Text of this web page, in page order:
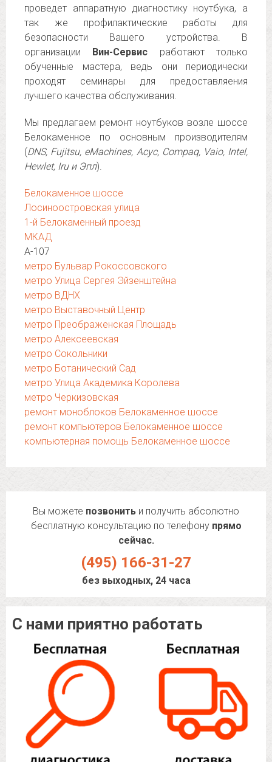
проведет аппаратную диагностику ноутбука, а
так же профилактические работы для
безопасности Вашего устройства. В
организации Вин-Сервис работают только
обученные мастера, ведь они периодически
проходят семинары для предоставляения
лучшего качества обслуживания.
Мы предлагаем ремонт ноутбуков возле шоссе
Белокаменное по основным производителям
(DNS, Fujitsu, eMachines, Асус, Compaq, Vaio, Intel,
Hewlet, Iru и Эпл).
Белокаменное шоссе
Лосиноостровская улица
1-й Белокаменный проезд
МКАД
А-107
метро Бульвар Рокоссовского
метро Улица Сергея Эйзенштейна
метро ВДНХ
метро Выставочный Центр
метро Преображенская Площадь
метро Алексеевская
метро Сокольники
метро Ботанический Сад
метро Улица Академика Королева
метро Черкизовская
ремонт моноблоков Белокаменное шоссе
ремонт компьютеров Белокаменное шоссе
компьютерная помощь Белокаменное шоссе
Вы можете позвонить и получить абсолютно
бесплатную консультацию по телефону прямо
сейчас.
(495) 166-31-27
без выходных, 24 часа
С нами приятно работать